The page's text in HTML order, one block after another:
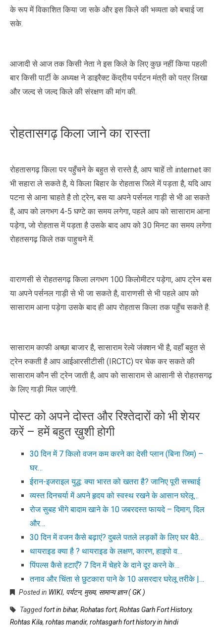
के रूप में विकाशित किया जा सके और इस किले की भव्यता को बचाई जा
सके.
आजादी से आज तक किसी नेता ने इस किले के लिए कुछ नहीं किया पहली
बार किसी पार्टी के अध्यक्ष ने डाइरैक्ट केंद्रीय पर्यटन मंत्री को पत्र लिखा
और जल्द से जल्द किले की संरक्षण की मांग की.
रोहतासगढ़ किला जाने का रास्ता
रोहतासगढ़ किला पर पहुँचने के बहुत से रास्ते है, आप चाहें तो internet का
भी सहारा ले सकते है, ये किला बिहार के रोहतास जिले में पड़ता है, यदि आप
पटना से आना चाहते है तो ट्रेन, बस या अपने पर्सनल गाड़ी से भी आ सकते
है, आप को लगभग 4-5 घण्टे का समय लगेगा, पहले आप को सासाराम आना
पड़ेगा, जो रोहतास में पड़ता है उसके बाद आप को 30 मिनट का समय लगेगा
रोहतसगढ़ किले तक पाहुचने में.
वाराणसी से रोहतसगढ़ किला लगभग 100 किलोमीटर पड़ेगा, आप ट्रेन बस
या अपने पर्सनल गाड़ी से भी जा सकते है, वाराणसी से भी पहले आप को
सासाराम आना पड़ेगा उसके बाद ही आप रोहतास किला तक पहुँच सकते है.
सासाराम काफी अच्छा बाजार है, सासाराम रेल्वे जंक्शन भी है, वहाँ बहुत से
ट्रेन रुकती है आप आईआरसीटीसी (IRCTC) पर चेक कर सकते की
सासाराम कौन सी ट्रेन जाती है, आप को सासाराम से आसानी से रोहतसगढ़
के लिए गाड़ी मिल जाएंगी.
पोस्ट को अपने दोस्त और रिश्तेदारों को भी शेयर
करें – हमें बहुत ख़ुशी होगी
30 दिन में 7 किलो वजन कम करने का देसी प्लान (बिना जिम) –
घर…
ईरान-इजराइल युद्ध: क्या भारत को खतरा है? जानिए पूरी सच्चाई
व्यस्त दिनचर्या में अपने हृदय को स्वस्थ रखने के आसान घरेलू…
रोज सुबह भीगे बादाम खाने के 10 जबरदस्त फायदे – दिमाग, दिल
और…
30 दिन में वजन कैसे बढ़ाएं? दुबले पतले लड़कों के लिए घर बैठे…
थायराइड क्या है ? थायराइड के लक्षण, कारण, हाइपो व…
पिंपल्स कैसे हटाएँ? 7 दिन में चेहरे के दाने दूर करने के…
तनाव और चिंता से छुटकारा पाने के 10 असरदार घरेलू तरीके |…
Posted in WIKI, पर्यटन, मुख्य, सामान्य ज्ञान ( GK )
Taggedfort in bihar, Rohatas fort, Rohtas Garh Fort History,
Rohtas Kila, rohtas mandir, rohtasgarh fort history in hindi